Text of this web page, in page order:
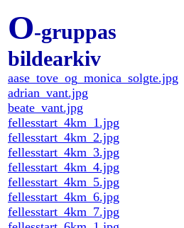
O-gruppas
bildearkiv
aase_tove_og_monica_solgte.jpg
adrian_vant.jpg
beate_vant.jpg
fellesstart_4km_1.jpg
fellesstart_4km_2.jpg
fellesstart_4km_3.jpg
fellesstart_4km_4.jpg
fellesstart_4km_5.jpg
fellesstart_4km_6.jpg
fellesstart_4km_7.jpg